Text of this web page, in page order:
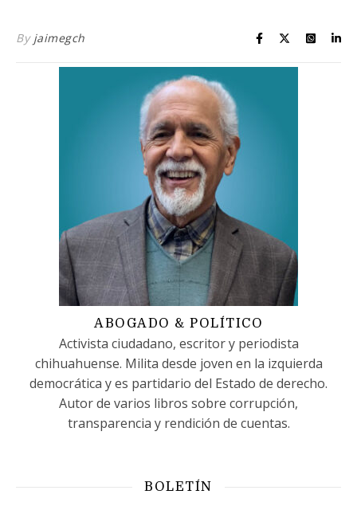
By jaimegch
ABOGADO & POLÍTICO
Activista ciudadano, escritor y periodista
chihuahuense. Milita desde joven en la izquierda
democrática y es partidario del Estado de derecho.
Autor de varios libros sobre corrupción,
transparencia y rendición de cuentas.
BOLETÍN